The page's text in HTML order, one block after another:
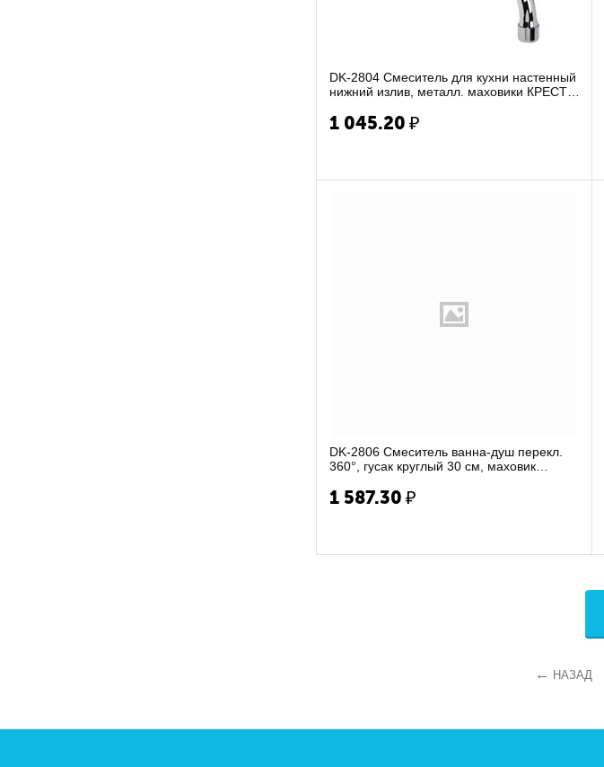
DK-2804 Смеситель для кухни настенный
нижний излив, металл. маховики КРЕСТ,
1 045.20 ₽
DK-2806 Смеситель ванна-душ перекл.
360°, гусак круглый 30 см, маховик
1 587.30 ₽
НАЗАД